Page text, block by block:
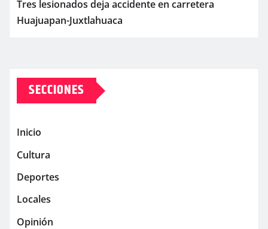
Tres lesionados deja accidente en carretera
Huajuapan-Juxtlahuaca
SECCIONES
Inicio
Cultura
Deportes
Locales
Opinión